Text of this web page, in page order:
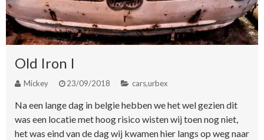
Old Iron I
Mickey 23/09/2018 cars,urbex
Na een lange dag in belgie hebben we het wel gezien dit
was een locatie met hoog risico wisten wij toen nog niet,
het was eind van de dag wij kwamen hier langs op weg naar